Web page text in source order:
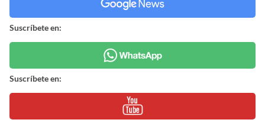
Suscríbete en:
Suscríbete en: